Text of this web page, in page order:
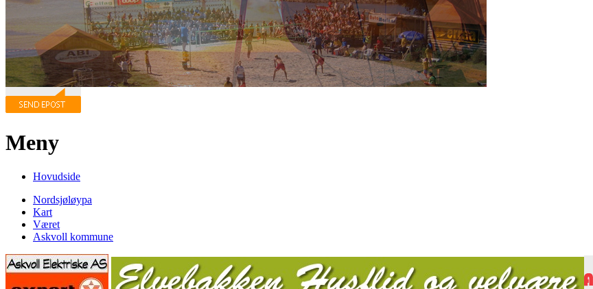
Meny
Hovudside
Nordsjøløypa
Kart
Været
Askvoll kommune